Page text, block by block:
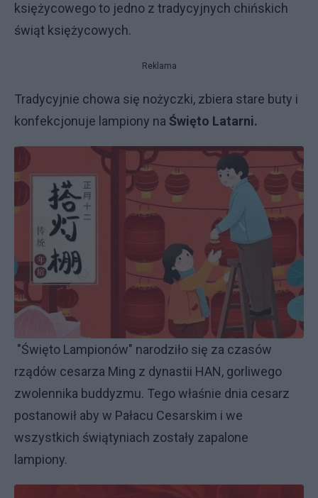
księżycowego to jedno z tradycyjnych chińskich
świąt księżycowych.
Reklama
Tradycyjnie chowa się nożyczki, zbiera stare buty i
konfekcjonuje lampiony na Święto Latarni.
"Święto Lampionów" narodziło się za czasów
rządów cesarza Ming z dynastii HAN, gorliwego
zwolennika buddyzmu. Tego właśnie dnia cesarz
postanowił aby w Pałacu Cesarskim i we
wszystkich świątyniach zostały zapalone
lampiony.